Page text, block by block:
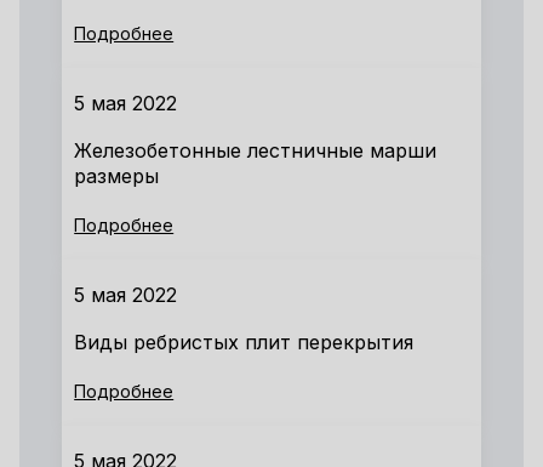
Подробнее
5 мая 2022
Железобетонные лестничные марши
размеры
Подробнее
5 мая 2022
Виды ребристых плит перекрытия
Подробнее
5 мая 2022